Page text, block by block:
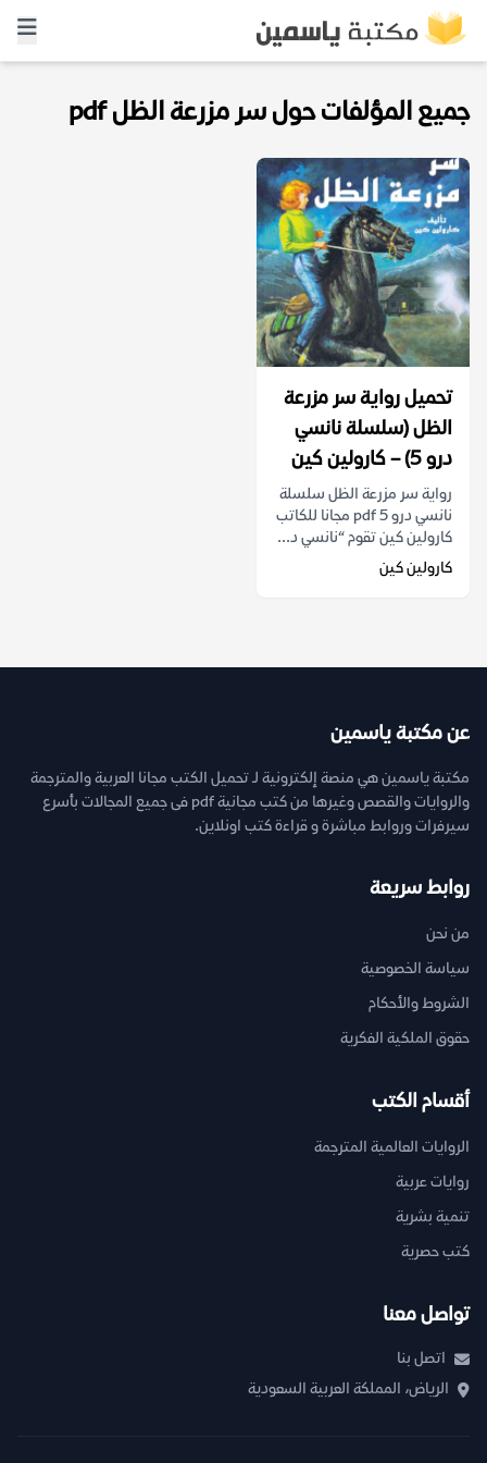
جميع المؤلفات حول سر مزرعة الظل pdf
تحميل رواية سر مزرعة
الظل (سلسلة نانسي
درو 5) – كارولين كين
رواية سر مزرعة الظل سلسلة
نانسي درو 5 pdf مجانا للكاتب
كارولين كين تقوم “نانسي د...
كارولين كين
عن مكتبة ياسمين
مكتبة ياسمين هي منصة إلكترونية لـ تحميل الكتب مجانا العربية والمترجمة
والروايات والقصص وغيرها من كتب مجانية pdf فى جميع المجالات بأسرع
سيرفرات وروابط مباشرة و قراءة كتب اونلاين.
روابط سريعة
من نحن
سياسة الخصوصية
الشروط والأحكام
حقوق الملكية الفكرية
أقسام الكتب
الروايات العالمية المترجمة
روايات عربية
تنمية بشرية
كتب حصرية
تواصل معنا
اتصل بنا
الرياض، المملكة العربية السعودية